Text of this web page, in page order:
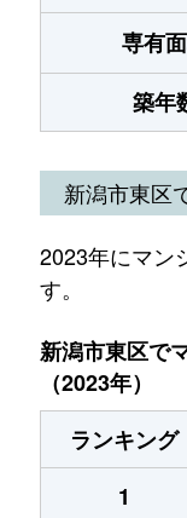
専有
築年
新潟市東区
2023年にマン
す。
新潟市東区で
（2023年）
ランキング
1